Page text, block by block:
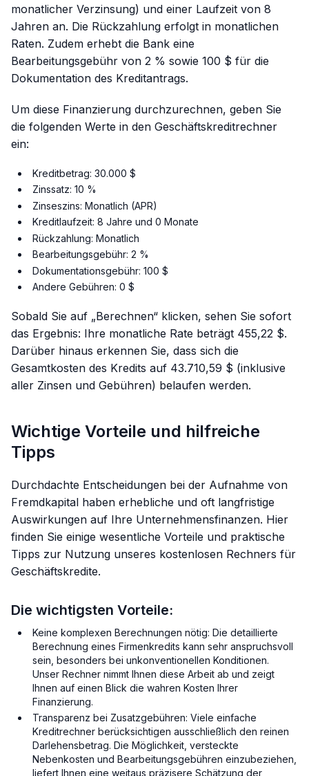
monatlicher Verzinsung) und einer Laufzeit von 8
Jahren an. Die Rückzahlung erfolgt in monatlichen
Raten. Zudem erhebt die Bank eine
Bearbeitungsgebühr von 2 % sowie 100 $ für die
Dokumentation des Kreditantrags.
Um diese Finanzierung durchzurechnen, geben Sie
die folgenden Werte in den Geschäftskreditrechner
ein:
Kreditbetrag: 30.000 $
Zinssatz: 10 %
Zinseszins: Monatlich (APR)
Kreditlaufzeit: 8 Jahre und 0 Monate
Rückzahlung: Monatlich
Bearbeitungsgebühr: 2 %
Dokumentationsgebühr: 100 $
Andere Gebühren: 0 $
Sobald Sie auf „Berechnen“ klicken, sehen Sie sofort
das Ergebnis: Ihre monatliche Rate beträgt 455,22 $.
Darüber hinaus erkennen Sie, dass sich die
Gesamtkosten des Kredits auf 43.710,59 $ (inklusive
aller Zinsen und Gebühren) belaufen werden.
Wichtige Vorteile und hilfreiche
Tipps
Durchdachte Entscheidungen bei der Aufnahme von
Fremdkapital haben erhebliche und oft langfristige
Auswirkungen auf Ihre Unternehmensfinanzen. Hier
finden Sie einige wesentliche Vorteile und praktische
Tipps zur Nutzung unseres kostenlosen Rechners für
Geschäftskredite.
Die wichtigsten Vorteile:
Keine komplexen Berechnungen nötig: Die detaillierte
Berechnung eines Firmenkredits kann sehr anspruchsvoll
sein, besonders bei unkonventionellen Konditionen.
Unser Rechner nimmt Ihnen diese Arbeit ab und zeigt
Ihnen auf einen Blick die wahren Kosten Ihrer
Finanzierung.
Transparenz bei Zusatzgebühren: Viele einfache
Kreditrechner berücksichtigen ausschließlich den reinen
Darlehensbetrag. Die Möglichkeit, versteckte
Nebenkosten und Bearbeitungsgebühren einzubeziehen,
liefert Ihnen eine weitaus präzisere Schätzung der